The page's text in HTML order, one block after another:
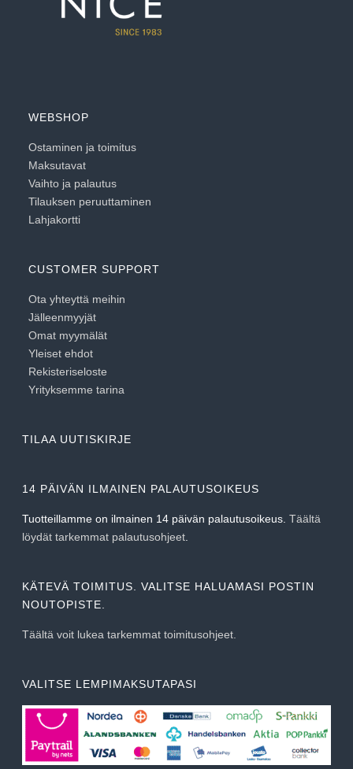
WEBSHOP
Ostaminen ja toimitus
Maksutavat
Vaihto ja palautus
Tilauksen peruuttaminen
Lahjakortti
CUSTOMER SUPPORT
Ota yhteyttä meihin
Jälleenmyyjät
Omat myymälät
Yleiset ehdot
Rekisteriseloste
Yrityksemme tarina
TILAA UUTISKIRJE
14 PÄIVÄN ILMAINEN PALAUTUSOIKEUS
Tuotteillamme on ilmainen 14 päivän palautusoikeus.Täältä
löydät tarkemmat palautusohjeet
KÄTEVÄ TOIMITUS. VALITSE HALUAMASI POSTIN
NOUTOPISTE.
Täältä voit lukea tarkemmat toimitusohjeet.
VALITSE LEMPIMAKSUTAPASI